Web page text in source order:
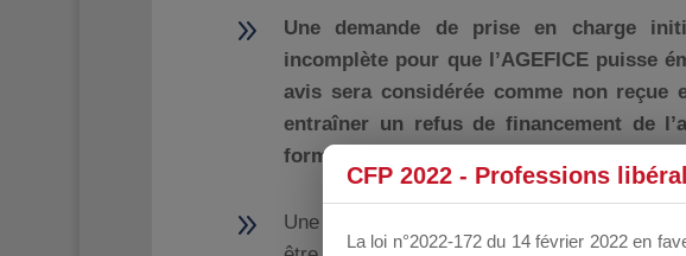
9
Une demande de prise en charge
incomplète pour que l’AGEFICE puisse
avis sera considérée comme non reçue
entraîner un refus de financement de
formation.
9
Une demande de remboursement
CFP 2022 - Professions
La loi n°2022-172 du 14 février 2022 en